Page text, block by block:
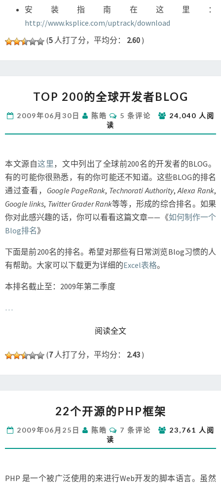
安装指南在这里：
http://www.ksplice.com/uptrack/download
(5 人打了分，平均分： 2.60 )
200
全
球
者
BLOG
TOP 200的全球开发者BLOG
2009年06月30日 陈皓
评
论
5 条评论
24,040 人阅
读
本文源自这里，文中列出了全球前200名的开发者的BLOG。
有的可能你很熟悉，有的你可能还不知道。这些BLOG的排名
通过查看， Google PageRank, Technorati Authority,Alexa Rank,
Google links, Twitter Grader Rank等等，形成的综合排名。如果
你对此感兴趣的话，你可以看看这篇文章——《如何制作一个
Blog排名》
下面是前200名的排名。希望对那些有日常浏览Blog习惯的人
有帮助。大家可以下载更为详细的Excel表格。
本排名截止至：2009年第二季度
…
阅读全文READ MORE
(7人打了分，平均分： 2.43 )
个
源
的
架
22个开源的PHP框架
2009年06月25日 陈皓
评
论
7 条评论
23,761 人阅
读
PHP 是一个被广泛使用的来进行Web开发的脚本语言。虽然